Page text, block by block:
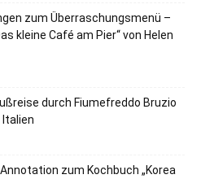
zum Überraschungsmenü –
kleine Café am Pier“ von Helen
durch Fiumefreddo Bruzio
zum Kochbuch „Korea